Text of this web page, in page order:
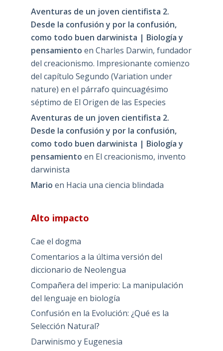
Aventuras de un joven cientifista 2.
Desde la confusión y por la confusión,
como todo buen darwinista | Biología y
pensamiento en Charles Darwin, fundador
del creacionismo. Impresionante comienzo
del capítulo Segundo (Variation under
nature) en el párrafo quincuagésimo
séptimo de El Origen de las Especies
Aventuras de un joven cientifista 2.
Desde la confusión y por la confusión,
como todo buen darwinista | Biología y
pensamiento en El creacionismo, invento
darwinista
Mario en Hacia una ciencia blindada
Alto impacto
Cae el dogma
Comentarios a la última versión del
diccionario de Neolengua
Compañera del imperio: La manipulación
del lenguaje en biología
Confusión en la Evolución: ¿Qué es la
Selección Natural?
Darwinismo y Eugenesia